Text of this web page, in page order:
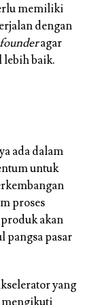
memiliki
dengan
founderagar
lebih baik.
ada dalam
untuk
proses
akan
pangsa pasar
yang